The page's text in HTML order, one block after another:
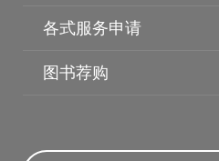
各式服务申请
图书荐购